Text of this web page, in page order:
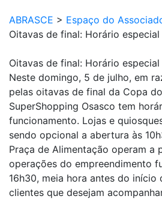
ABRASCE > Espaço do
Oitavas de final: Horário
Oitavas de final: Horário
Neste domingo, 5 de julho, em
pelas oitavas de final da Copa
SuperShopping Osasco tem
funcionamento. Lojas e
sendo opcional a abertura às
Praça de Alimentação operam a
operações do empreendimento
16h30, meia hora antes do início
clientes que desejam